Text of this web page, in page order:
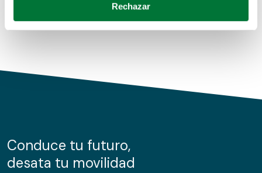
Obtenga más información sobre cómo se procesan sus
de cookies.
información sobre el uso que haga del sitio web con
nuestros partners de redes sociales, publicidad y análisis
Rechazar
Conduce tu futuro,
desata tu movilidad